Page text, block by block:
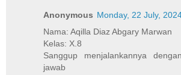
Anonymous Monday, 22 July,
Nama: Aqilla Diaz Abgary Marwan
Kelas: X.8
Sanggup menjalankannya
jawab